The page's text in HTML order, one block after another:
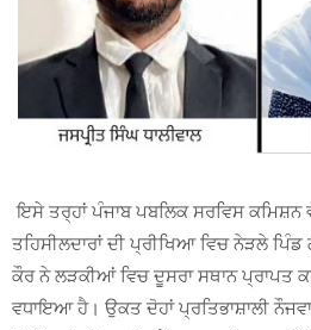
ਇਸੇ ਤਰ੍ਹਾਂ ਪੰਜਾਬ ਪਬਲਿਕ ਸਰਵਿਸ
ਤਹਿਸੀਲਦਾਰਾਂ ਦੀ ਪ੍ਰੀਖਿਆ ਵਿਚ ਨੇੜਲੇ
ਕੌਰ ਨੇ ਲੜਕੀਆਂ ਵਿਚ ਦੂਸਰਾ ਸਥਾਨ ਪ੍ਰਾਪਤ
ਵਧਾਇਆ ਹੈ। ਉਕਤ ਦੋਹਾਂ ਪ੍ਰਤਿਭਾਸ਼ਾਲੀ